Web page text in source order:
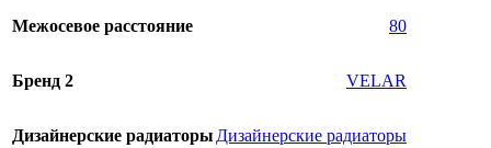
Межосевое расстояние 80
Бренд 2 VELAR
Дизайнерские радиаторы Дизайнерские радиаторы